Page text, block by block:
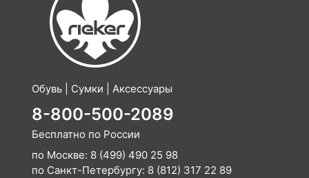
Обувь | Сумки | Аксессуары
8-800-500-2089
Бесплатно по России
по Москве: 8 (499) 490 25 98
по Санкт-Петербургу: 8 (812) 317 22 89